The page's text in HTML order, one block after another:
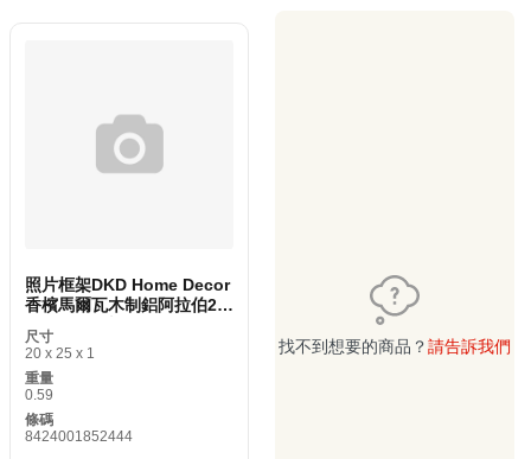
照片框架DKD Home Decor
香檳馬爾瓦木制鋁阿拉伯20
x 1 x 25厘米（1件）
尺寸
20 x 25 x 1
重量
0.59
條碼
8424001852444
找不到想要的商品？請告訴我們